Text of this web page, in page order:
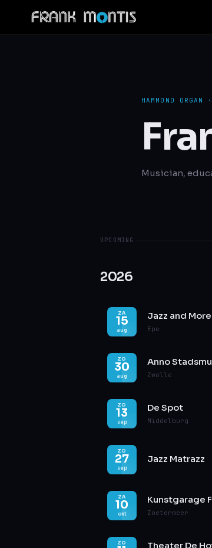
HAMMOND ORGAN
Musician,
UPCOMING
2026
ZA
15
aug
Jazz and More
Epe
ZO
30
aug
Anno
Zwolle
ZO
13
sep
De Spot
Middelburg
ZO
27
sep
Jazz Matrazz
ZA
10
okt
Kunstgarage
Zoetermeer
ZO Theater De